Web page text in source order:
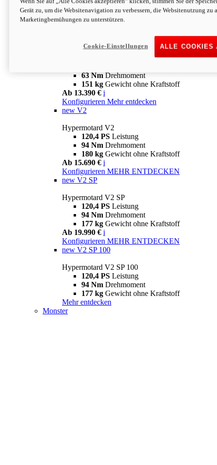
63 NmDrehmoment
151 kgGewicht ohne Kraftstoff
Ab 13.890 € i
63 Nm Drehmoment
151 kg Gewicht ohne Kraftstoff
Ab 13.390 € i
Konfigurieren Mehr entdecken
new V2
Hypermotard V2
120,4 PS Leistung
94 Nm Drehmoment
180 kg Gewicht ohne Kraftstoff
Ab 15.690 € i
Konfigurieren MEHR ENTDECKEN
new V2 SP
Hypermotard V2 SP
120,4 PS Leistung
94 Nm Drehmoment
177 kg Gewicht ohne Kraftstoff
Ab 19.990 € i
Konfigurieren MEHR ENTDECKEN
new V2 SP 100
Hypermotard V2 SP 100
120,4 PS Leistung
94 Nm Drehmoment
177 kg Gewicht ohne Kraftstoff
Mehr entdecken
Monster
Gerät zu, um die Websitenavigation zu verbessern, die Websitenutzung zu
Marketingbemühungen zu unterstützen.
ALLE COOKIES
Cookie-Einstellungen